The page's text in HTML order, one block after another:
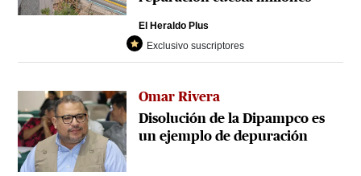
El Heraldo Plus
Exclusivo suscriptores
Omar Rivera
Disolución de la Dipampco es
un ejemplo de depuración